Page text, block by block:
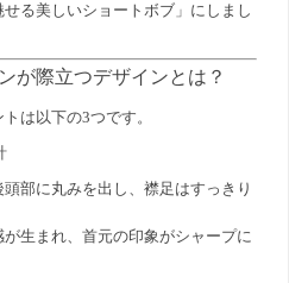
る美しいショートボブ」にしまし
が際立つデザインとは？
は以下の3つです。
部に丸みを出し、襟足はすっきり
生まれ、首元の印象がシャープに